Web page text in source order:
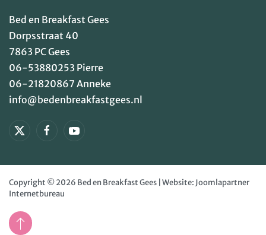
Bed en Breakfast Gees
Dorpsstraat 40
7863 PC Gees
06-53880253 Pierre
06-21820867 Anneke
info@bedenbreakfastgees.nl
Copyright © 2026 Bed en Breakfast Gees | Website: Joomlapartner
Internetbureau